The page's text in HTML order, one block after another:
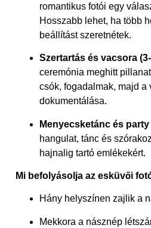
romantikus fotói egy
Hosszabb lehet, ha több
beállítást szeretnétek.
Szertartás és vacsora
ceremónia meghitt
csók, fogadalmak, majd a
dokumentálása.
Menyecsketánc és party
hangulat, tánc és
hajnalig tartó emlékekért.
Mi befolyásolja az esküvői
Hány helyszínen zajlik a
Mekkora a násznép